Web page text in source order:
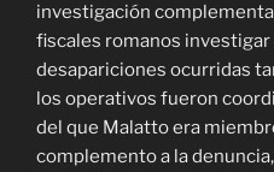
investigación
fiscales romanos
desapariciones ocurridas
los operativos fueron
del que Malatto era
complemento a la